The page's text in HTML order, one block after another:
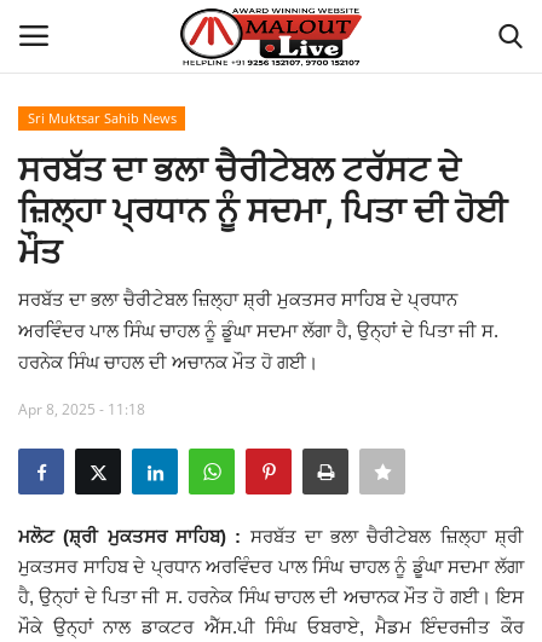
Home
How to Reach Malout
Privacy Policy
Malout News
History of Malout
Giddarbaha
Sri Muktsar Sahib News
ਸਰਬੱਤ ਦਾ ਭਲਾ ਚੈਰੀਟੇਬਲ ਟਰੱਸਟ ਦੇ
ਜ਼ਿਲ੍ਹਾ ਪ੍ਰਧਾਨ ਨੂੰ ਸਦਮਾ, ਪਿਤਾ ਦੀ ਹੋਈ
ਮੌਤ
ਸਰਬੱਤ ਦਾ ਭਲਾ ਚੈਰੀਟੇਬਲ ਜ਼ਿਲ੍ਹਾ ਸ਼੍ਰੀ ਮੁਕਤਸਰ ਸਾਹਿਬ ਦੇ ਪ੍ਰਧਾਨ
ਅਰਵਿੰਦਰ ਪਾਲ ਸਿੰਘ ਚਾਹਲ ਨੂੰ ਡੂੰਘਾ ਸਦਮਾ ਲੱਗਾ ਹੈ, ਉਨ੍ਹਾਂ ਦੇ ਪਿਤਾ ਜੀ ਸ.
ਹਰਨੇਕ ਸਿੰਘ ਚਾਹਲ ਦੀ ਅਚਾਨਕ ਮੌਤ ਹੋ ਗਈ।
Apr 8, 2025 - 11:18
ਮਲੋਟ (ਸ਼੍ਰੀ ਮੁਕਤਸਰ ਸਾਹਿਬ) : ਸਰਬੱਤ ਦਾ ਭਲਾ ਚੈਰੀਟੇਬਲ ਜ਼ਿਲ੍ਹਾ ਸ਼੍ਰੀ
ਮੁਕਤਸਰ ਸਾਹਿਬ ਦੇ ਪ੍ਰਧਾਨ ਅਰਵਿੰਦਰ ਪਾਲ ਸਿੰਘ ਚਾਹਲ ਨੂੰ ਡੂੰਘਾ ਸਦਮਾ ਲੱਗਾ
ਹੈ, ਉਨ੍ਹਾਂ ਦੇ ਪਿਤਾ ਜੀ ਸ. ਹਰਨੇਕ ਸਿੰਘ ਚਾਹਲ ਦੀ ਅਚਾਨਕ ਮੌਤ ਹੋ ਗਈ। ਇਸ
ਮੌਕੇ ਉਨ੍ਹਾਂ ਨਾਲ ਡਾਕਟਰ ਐੱਸ.ਪੀ ਸਿੰਘ ਓਬਰਾਏ, ਮੈਡਮ ਇੰਦਰਜੀਤ ਕੌਰ